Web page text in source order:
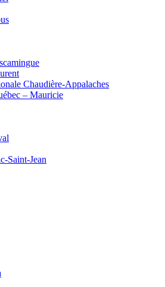
Chaudière-Appalaches
– Mauricie
Saint-Jean